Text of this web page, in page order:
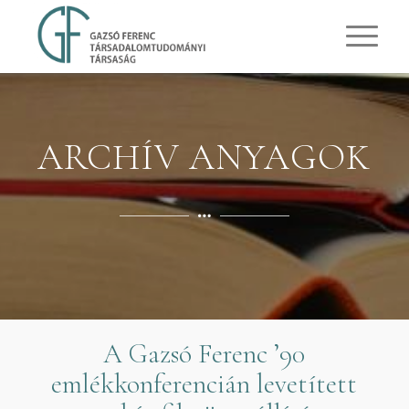
ARCHÍV ANYAGOK
A Gazsó Ferenc ’90
emlékkonferencián levetített